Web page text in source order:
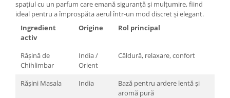
spațiul cu un parfum care emană siguranță și mulțumire, fiind
ideal pentru a împrospăta aerul într-un mod discret și elegant.
Ingredient
activ
Origine Rol principal
Rășină de
Chihlimbar
India /
Orient
Căldură, relaxare, confort
Rășini Masala India
Bază pentru ardere lentă și
aromă pură